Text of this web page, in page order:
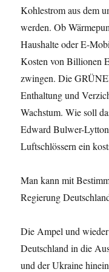
Kohlestrom aus dem
werden. Ob
Haushalte oder E-
Kosten von Billionen
zwingen. Die
Enthaltung und
Wachstum. Wie soll
Edward Bulwer-
Luftschlössern ein
Man kann mit
Regierung
Die Ampel und
Deutschland in die
und der Ukraine